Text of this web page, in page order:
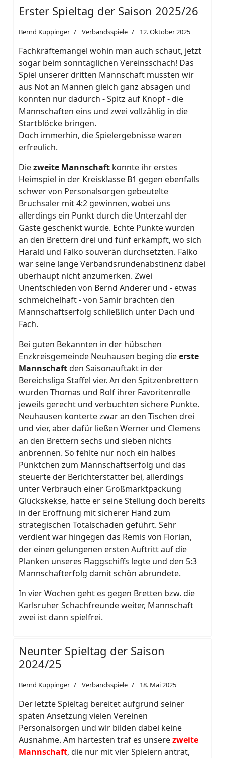
Erster Spieltag der Saison 2025/26
Bernd Kuppinger Verbandsspiele 12. Oktober 2025
Fachkräftemangel wohin man auch schaut, jetzt
sogar beim sonntäglichen Vereinsschach! Das
Spiel unserer dritten Mannschaft mussten wir
aus Not an Mannen gleich ganz absagen und
konnten nur dadurch - Spitz auf Knopf - die
Mannschaften eins und zwei vollzählig in die
Startblöcke bringen.
Doch immerhin, die Spielergebnisse waren
erfreulich.
Diezweite Mannschaft konnte ihr erstes
Heimspiel in der Kreisklasse B1 gegen ebenfalls
schwer von Personalsorgen gebeutelte
Bruchsaler mit 4:2 gewinnen, wobei uns
allerdings ein Punkt durch die Unterzahl der
Gäste geschenkt wurde. Echte Punkte wurden
an den Brettern drei und fünf erkämpft, wo sich
Harald und Falko souverän durchsetzten. Falko
war seine lange Verbandsrundenabstinenz dabei
überhaupt nicht anzumerken. Zwei
Unentschieden von Bernd Anderer und - etwas
schmeichelhaft - von Samir brachten den
Mannschaftserfolg schließlich unter Dach und
Fach.
Bei guten Bekannten in der hübschen
Enzkreisgemeinde Neuhausen beging dieerste
Mannschaftden Saisonauftakt in der
Bereichsliga Staffel vier. An den Spitzenbrettern
wurden Thomas und Rolf ihrer Favoritenrolle
jeweils gerecht und verbuchten sichere Punkte.
Neuhausen konterte zwar an den Tischen drei
und vier, aber dafür ließen Werner und Clemens
an den Brettern sechs und sieben nichts
anbrennen. So fehlte nur noch ein halbes
Pünktchen zum Mannschaftserfolg und das
steuerte der Berichterstatter bei, allerdings
unter Verbrauch einer Großmarktpackung
Glückskekse, hatte er seine Stellung doch bereits
in der Eröffnung mit sicherer Hand zum
strategischen Totalschaden geführt. Sehr
verdient war hingegen das Remis von Florian,
der einen gelungenen ersten Auftritt auf die
Planken unseres Flaggschiffs legte und den 5:3
Mannschafterfolg damit schön abrundete.
In vier Wochen geht es gegen Bretten bzw. die
Karlsruher Schachfreunde weiter, Mannschaft
zwei ist dann spielfrei.
Neunter Spieltag der Saison
2024/25
Bernd Kuppinger Verbandsspiele 18. Mai 2025
Der letzte Spieltag bereitet aufgrund seiner
späten Ansetzung vielen Vereinen
Personalsorgen und wir bilden dabei keine
Ausnahme. Am härtesten traf es unserezweite
Mannschaft, die nur mit vier Spielern antrat,